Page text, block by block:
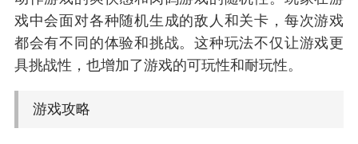
戏中会面对各种随机生成的敌人和关卡，每次游戏
都会有不同的体验和挑战。这种玩法不仅让游戏更
具挑战性，也增加了游戏的可玩性和耐玩性。
游戏攻略